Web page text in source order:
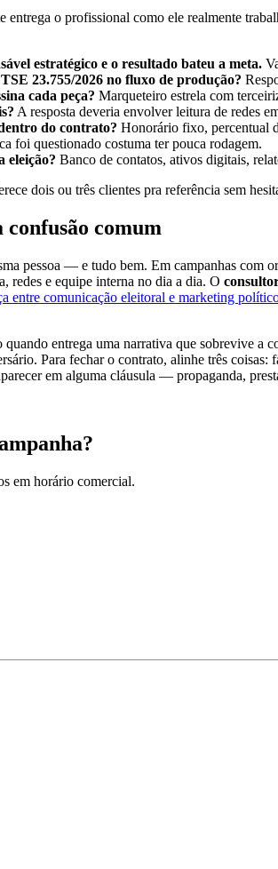
o profissional como ele realmente
estratégico e o resultado bateu a meta.
23.755/2026 no fluxo de produção?
cada peça? Marqueteiro estrela com
A resposta deveria envolver leitura de redes
do contrato? Honorário fixo, percentual
foi questionado costuma ter pouca rodagem.
eleição? Banco de contatos, ativos digitais,
dois ou três clientes pra referência sem
comum
pessoa — e tudo bem. Em campanhas com
redes e equipe interna no dia a dia. O
entre comunicação eleitoral e marketing
entrega uma narrativa que sobrevive a
Para fechar o contrato, alinhe três
em alguma cláusula — propaganda,
em horário comercial.